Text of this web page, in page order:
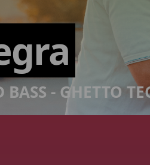
- GHETTO